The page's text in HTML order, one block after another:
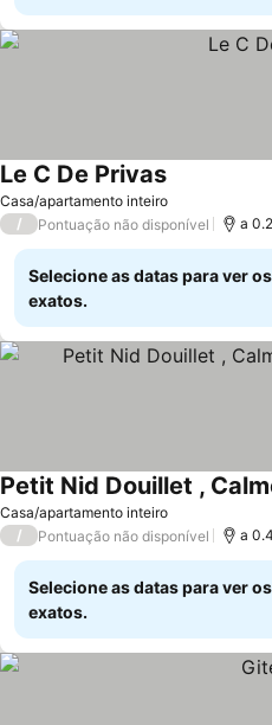
Casa/apartamento inteiro
Le C De Privas
/ Pontuação não disponível a
Selecione as datas para ver
exatos.
Casa/apartamento inteiro
/ Pontuação não disponível a
Selecione as datas para ver
exatos.